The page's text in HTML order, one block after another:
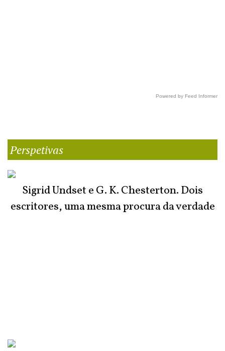
Powered by Feed Informer
Perspetivas
Sigrid Undset e G. K. Chesterton. Dois
escritores, uma mesma procura da verdade